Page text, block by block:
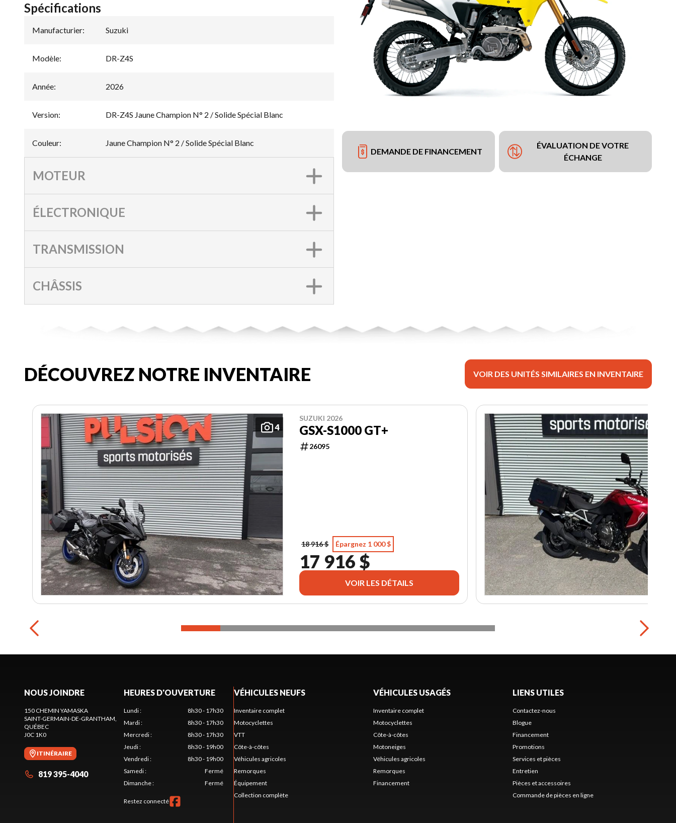
DEMANDE DE FINANCEMENT
ÉVALUATION DE VOTRE
ÉCHANGE
Spécifications
Manufacturier: Suzuki
Modèle: DR-Z4S
Année: 2026
Version: DR-Z4S Jaune Champion N° 2 / Solide Spécial Blanc
Couleur: Jaune Champion N° 2 / Solide Spécial Blanc
MOTEUR
ÉLECTRONIQUE
TRANSMISSION
CHÂSSIS
DÉCOUVREZ NOTRE INVENTAIRE VOIR DES UNITÉS SIMILAIRES EN INVENTAIRE
4
SUZUKI 2026
GSX-S1000 GT+
26095
18 916 $ Épargnez 1 000 $
17 916 $
VOIR LES DÉTAILS
NOUS JOINDRE
150 CHEMIN YAMASKA
SAINT-GERMAIN-DE-GRANTHAM
QUÉBEC
J0C 1K0
ITINÉRAIRE
819 395-4040
HEURES D'OUVERTURE
Lundi:
8h30 - 17h30
Mardi:
8h30 - 17h30
Mercredi:
8h30 - 17h30
Jeudi:
8h30 - 19h00
Vendredi:
8h30 - 19h00
Samedi:
Fermé
Dimanche: Fermé
Restez connecté
VÉHICULES NEUFS
Inventaire complet
Motocyclettes
VTT
Côte-à-côtes
Véhicules agricoles
Remorques
Équipement
Collection complète
VÉHICULES USAGÉS
Inventaire complet
Motocyclettes
Côte-à-côtes
Motoneiges
Véhicules agricoles
Remorques
Financement
LIENS UTILES
Contactez-nous
Blogue
Financement
Promotions
Services et pièces
Entretien
Pièces et accessoires
Commande de pièces en ligne